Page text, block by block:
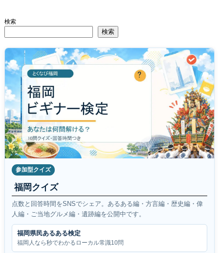
検索
検索
参加型クイズ
福岡クイズ
点数と回答時間をSNSでシェア。あるある編・方言編・歴史編・偉
人編・ご当地グルメ編・遺跡編を公開中です。
福岡県民あるある検定
福岡人なら秒でわかるローカル常識10問